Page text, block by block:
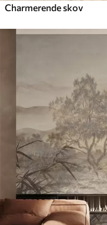
Charmerende skov